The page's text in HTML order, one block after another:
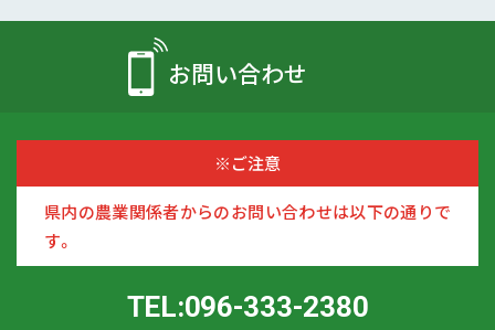
お問い合わせ
※ご注意
県内の農業関係者からのお問い合わせは以下の通りで
す。
TEL:096-333-2380